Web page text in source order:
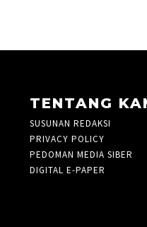
TENTANG
SUSUNAN REDAKSI
PRIVACY POLICY
PEDOMAN MEDIA SIBER
DIGITAL E-PAPER